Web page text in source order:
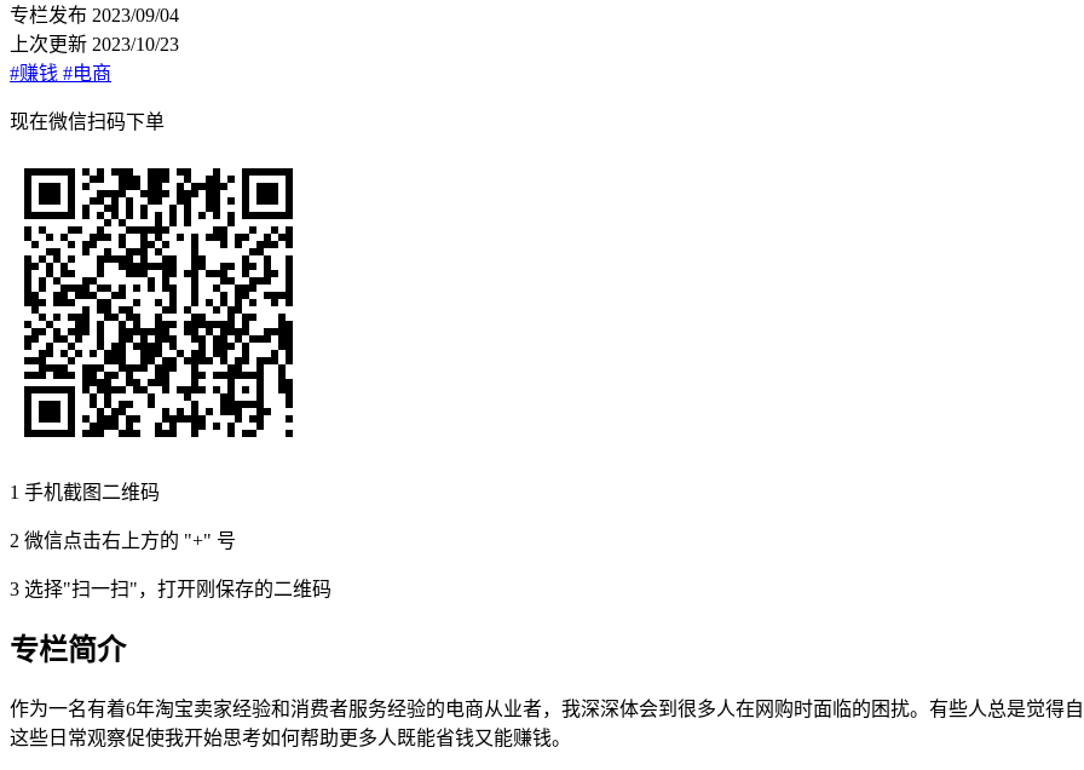
专栏发布 2023/09/04
上次更新 2023/10/23
#赚钱 #电商
现在微信扫码下单
1 手机截图二维码
2 微信点击右上方的 "+" 号
3 选择"扫一扫"，打开刚保存的二维码
专栏简介
作为一名有着6年淘宝卖家经验和消费者服务经验的电商从业者，我深深体会到很多人在网购时面临的困扰。有些人总是觉得
这些日常观察促使我开始思考如何帮助更多人既能省钱又能赚钱。